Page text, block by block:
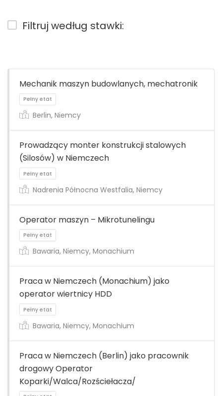
Filtruj według stawki:
Mechanik maszyn budowlanych, mechatronik
Pełny etat
Berlin, Niemcy
Prowadzący monter konstrukcji stalowych
(Silosów) w Niemczech
Pełny etat
Nadrenia Północna Westfalia, Niemcy
Operator maszyn – Mikrotunelingu
Pełny etat
Bawaria, Niemcy, Monachium
Praca w Niemczech (Monachium) jako
operator wiertnicy HDD
Bawaria, Niemcy, Monachium
Praca w Niemczech (Berlin) jako pracownik
drogowy Operator
Koparki/Walca/Rozściełacza/